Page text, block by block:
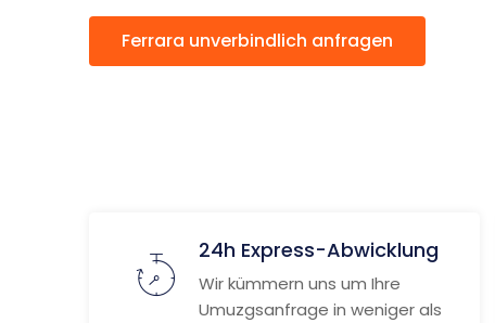
Ferrara unverbindlich anfragen
24h Express-Abwicklung
Wir kümmern uns um Ihre
Umuzgsanfrage in weniger als